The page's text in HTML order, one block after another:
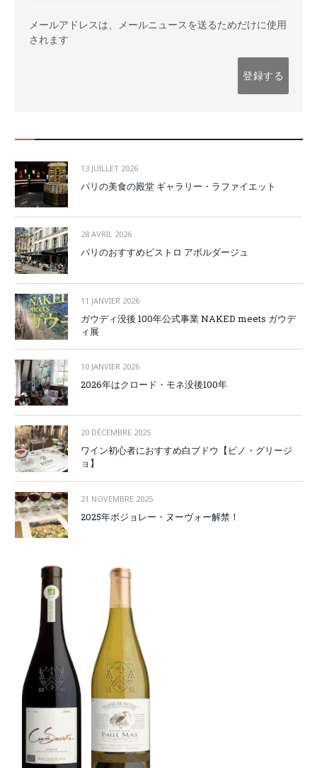
メールアドレスは、メールニュースを送るためだけに使用
されます
13 JUILLET 2026
パリの美食の殿堂 ギャラリー・ラファイエット
28 AVRIL 2026
パリのおすすめビストロ アボルダージュ
11 JANVIER 2026
ガウディ没後 100年公式事業 NAKED meets ガウデ
ィ展
10 JANVIER 2026
2026年はクロード・モネ没後100年
20 DÉCEMBRE 2025
ワイン初心者におすすめ白ブドウ【ピノ・グリージ
ョ】
21 NOVEMBRE 2025
2025年ボジョレー・ヌーヴォー解禁！